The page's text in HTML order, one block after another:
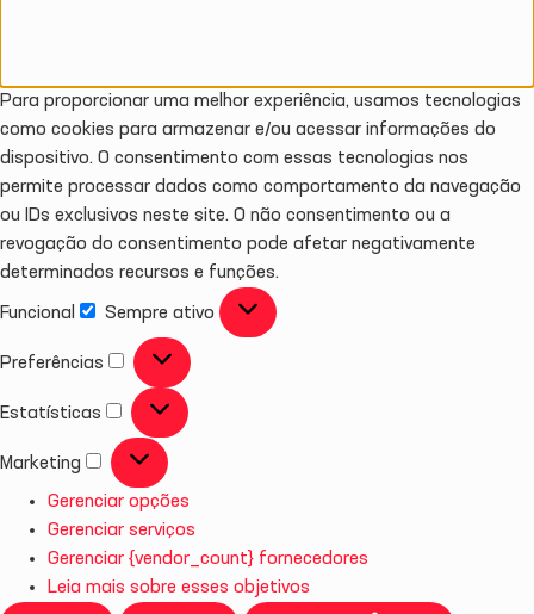
Para proporcionar uma melhor experiência, usamos tecnologias
como cookies para armazenar e/ou acessar informações do
dispositivo. O consentimento com essas tecnologias nos
permite processar dados como comportamento da navegação
ou IDs exclusivos neste site. O não consentimento ou a
revogação do consentimento pode afetar negativamente
determinados recursos e funções.
Funcional Sempre ativo
Preferências
Estatísticas
Marketing
Gerenciar opções
Gerenciar serviços
Gerenciar {vendor_count} fornecedores
Leia mais sobre esses objetivos